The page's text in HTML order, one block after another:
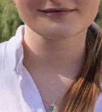
In vetrina 6
Gita di
divertire i